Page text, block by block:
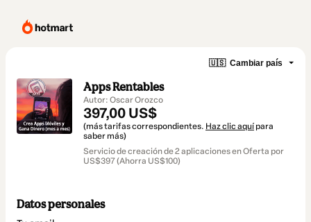
🇺🇸 Cambiar país
Apps Rentables
Autor: Oscar Orozco
397,00 US$
(más tarifas correspondientes. Haz clic aquí para
saber más)
Servicio de creación de 2 aplicaciones en Oferta por
US$397 (Ahorra US$100)
Datos personales